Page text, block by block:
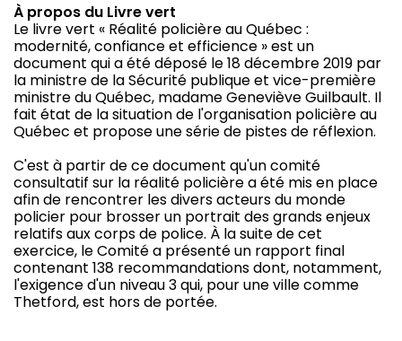
À propos du Livre vert
Le livre vert « Réalité policière au Québec :
modernité, confiance et efficience » est un
document qui a été déposé le 18 décembre 2019 par
la ministre de la Sécurité publique et vice-première
ministre du Québec, madame Geneviève Guilbault. Il
fait état de la situation de l'organisation policière au
Québec et propose une série de pistes de réflexion.
C'est à partir de ce document qu'un comité
consultatif sur la réalité policière a été mis en place
afin de rencontrer les divers acteurs du monde
policier pour brosser un portrait des grands enjeux
relatifs aux corps de police. À la suite de cet
exercice, le Comité a présenté un rapport final
contenant 138 recommandations dont, notamment,
l'exigence d'un niveau 3 qui, pour une ville comme
Thetford, est hors de portée.